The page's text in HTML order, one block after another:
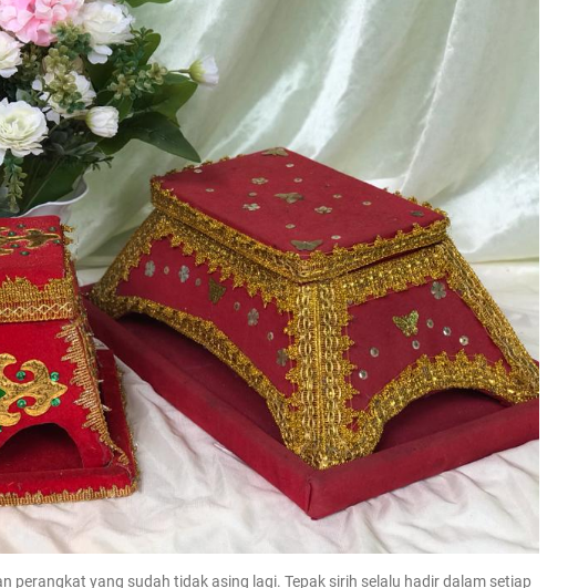
perangkat yang sudah tidak asing lagi. Tepak sirih selalu hadir dalam setiap